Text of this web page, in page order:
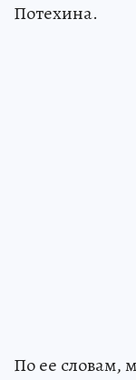
Потехина.
По ее словам,